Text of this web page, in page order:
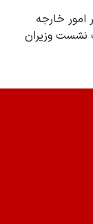
امور خارجه
نشست وزیران
هند سفر کرده،